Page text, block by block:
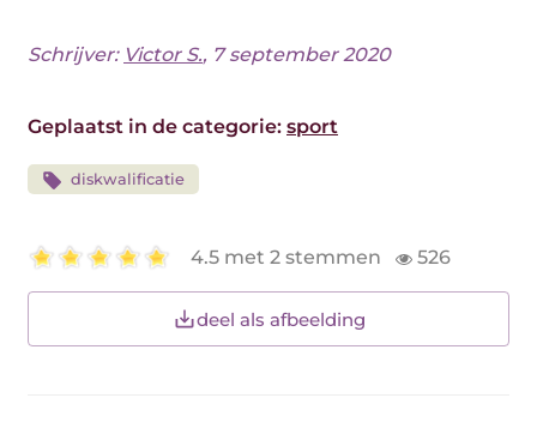
Schrijver: Victor S., 7 september 2020
Geplaatst in de categorie: sport
diskwalificatie
4.5 met 2 stemmen 526
deel als afbeelding